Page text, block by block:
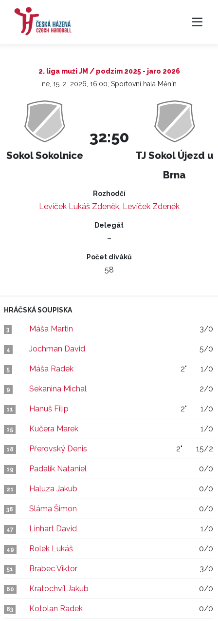
2. liga muži JM / podzim 2025 - jaro 2026
ne, 15. 2. 2026, 16:00, Sportovní hala Měnín
Sokol Sokolnice
32:50
TJ Sokol Újezd u
Brna
Rozhodčí
Levíček Lukáš Zdeněk, Levíček Zdeněk
Delegát
–
Počet diváků
58
HRÁČSKÁ SOUPISKA
3 Máša Martin 3/0
4 Jochman David 5/0
5 Máša Radek 2" 1/0
9 Sekanina Michal 2/0
11 Hanuš Filip 2" 1/0
15 Kučera Marek 1/0
18 Přerovský Denis 2" 15/2
19 Padalík Nataniel 0/0
21 Haluza Jakub 0/0
38 Sláma Šimon 0/0
47 Linhart David 1/0
49 Rolek Lukáš 0/0
51 Brabec Viktor 3/0
60 Kratochvíl Jakub 0/0
83 Kotolan Radek 0/0